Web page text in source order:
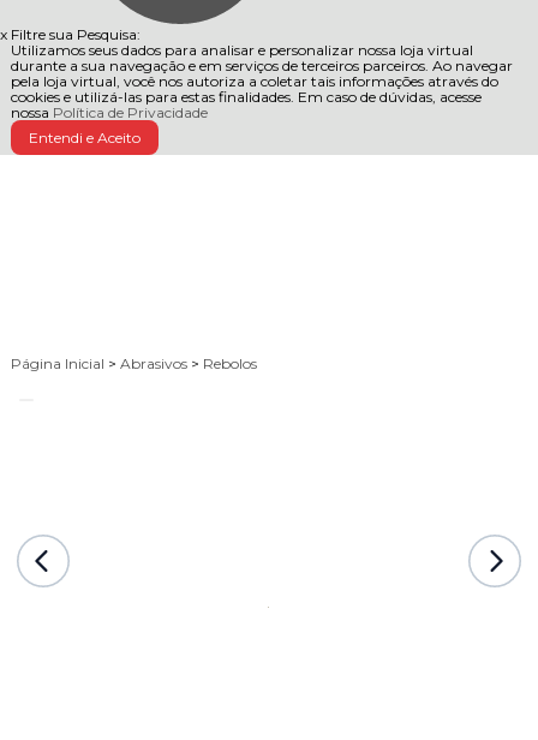
x Filtre sua Pesquisa:
Utilizamos seus dados para analisar e personalizar nossa loja virtual
durante a sua navegação e em serviços de terceiros parceiros. Ao navegar
pela loja virtual, você nos autoriza a coletar tais informações através do
cookies e utilizá-las para estas finalidades. Em caso de dúvidas, acesse
nossa Política de Privacidade
Entendi e Aceito
Página Inicial > Abrasivos > Rebolos